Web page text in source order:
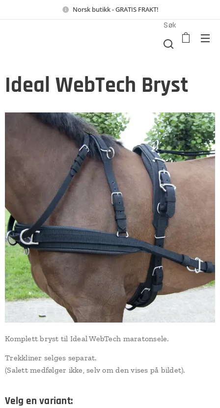
Norsk butikk - GRATIS FRAKT!
Søk
Ideal WebTech Bryst
Komplett bryst til Ideal WebTech maratonsele.
Trekkliner selges separat.
(Salett medfølger ikke, selv om den vises på bildet).
Velg en variant: